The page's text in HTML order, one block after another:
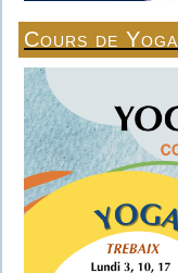
Cours de Yoga